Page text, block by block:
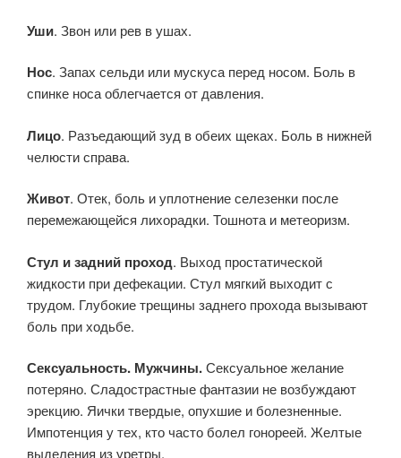
Уши. Звон или рев в ушах.
Нос. Запах сельди или мускуса перед носом. Боль в
спинке носа облегчается от давления.
Лицо. Разъедающий зуд в обеих щеках. Боль в нижней
челюсти справа.
Живот. Отек, боль и уплотнение селезенки после
перемежающейся лихорадки. Тошнота и метеоризм.
Стул и задний проход. Выход простатической
жидкости при дефекации. Стул мягкий выходит с
трудом. Глубокие трещины заднего прохода вызывают
боль при ходьбе.
Сексуальность. Мужчины.Сексуальное желание
потеряно. Сладострастные фантазии не возбуждают
эрекцию. Яички твердые, опухшие и болезненные.
Импотенция у тех, кто часто болел гонореей. Желтые
выделения из уретры.